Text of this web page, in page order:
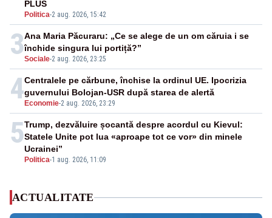
Politica-2 aug. 2026, 15:42
PLUS
3Sociale-2 aug. 2026, 23:25
Ana Maria Păcuraru: „Ce se alege de un om căruia i se
închide singura lui portiță?”
4 Economie-2 aug. 2026, 23:29
Centralele pe cărbune, închise la ordinul UE. Ipocrizia
guvernului Bolojan-USR după starea de alertă
5
Politica-1 aug. 2026, 11:09
Trump, dezvăluire șocantă despre acordul cu Kievul:
Statele Unite pot lua «aproape tot ce vor» din minele
Ucrainei”
ACTUALITATE